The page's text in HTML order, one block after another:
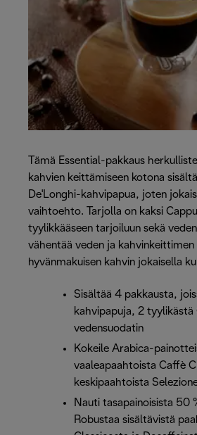
Tämä Essential-pakkaus
kahvien keittämiseen kotona
De'Longhi-kahvipapua, joten
vaihtoehto. Tarjolla on kaksi
tyylikkääseen tarjoiluun sekä
vähentää veden ja
hyvänmakuisen kahvin jokaisella
Sisältää 4 pakkausta,
kahvipapuja, 2 tyylikästä
vedensuodatin
Kokeile Arabica-
vaaleapaahtoista Caffè
keskipaahtoista
Nauti tasapainoisista 50
Robustaa sisältävistä